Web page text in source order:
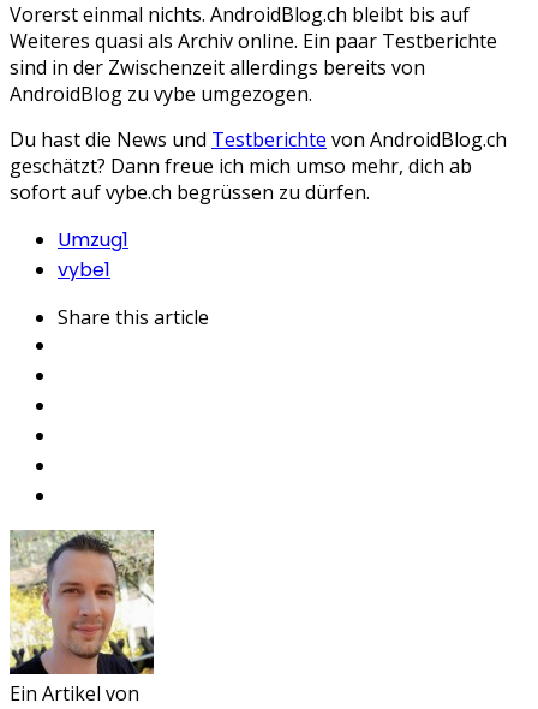
Vorerst einmal nichts. AndroidBlog.ch bleibt bis auf
Weiteres quasi als Archiv online. Ein paar Testberichte
sind in der Zwischenzeit allerdings bereits von
AndroidBlog zu vybe umgezogen.
Du hast die News und Testberichte von AndroidBlog.ch
geschätzt? Dann freue ich mich umso mehr, dich ab
sofort auf vybe.ch begrüssen zu dürfen.
Umzug1
vybe1
Share this article
Ein Artikel von